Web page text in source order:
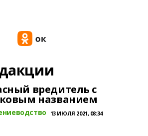
вредитель с
названием
13 ИЮЛЯ 2021, 08:34